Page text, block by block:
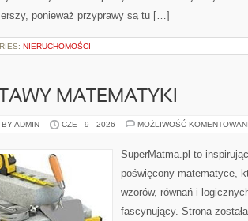
ponieważ przyprawy są tu […]
NIERUCHOMOŚCI
MATEMATYKI
ADMIN CZE - 9 - 2026 MOŻLIWOŚĆ
SuperMatma.pl to
poświęcony matematyce,
wzorów, równań i
fascynujący. Strona